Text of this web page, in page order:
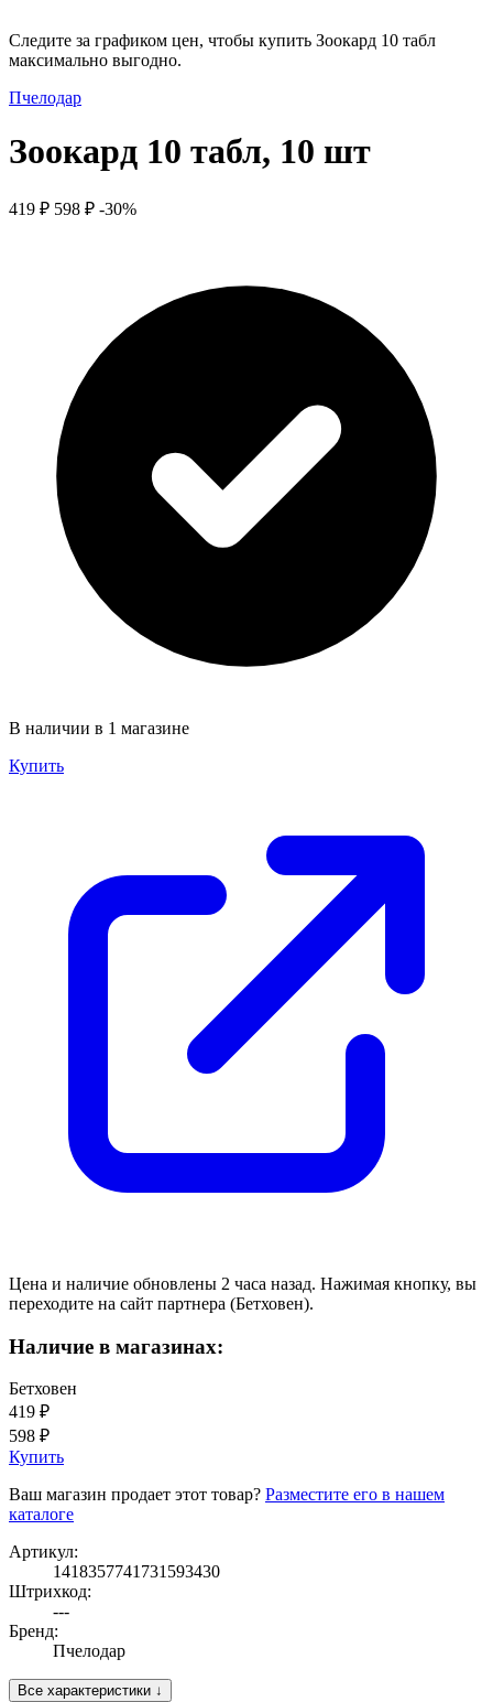
Следите за графиком цен, чтобы купить Зоокард 10 табл
максимально выгодно.
Пчелодар
Зоокард 10 табл, 10 шт
419 ₽ 598 ₽ -30%
В наличии в 1 магазине
Купить
Цена и наличие обновлены 2 часа назад. Нажимая кнопку, вы
переходите на сайт партнера (Бетховен).
Наличие в магазинах:
Бетховен
419 ₽
598 ₽
Купить
Ваш магазин продает этот товар? Разместите его в нашем
каталоге
Артикул:
1418357741731593430
Штрихкод:
---
Бренд:
Пчелодар
Все характеристики ↓